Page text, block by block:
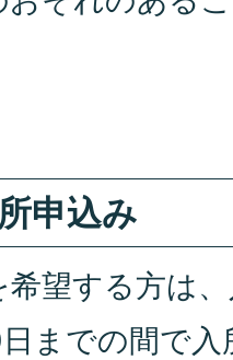
申込み
望する方は
までの間で